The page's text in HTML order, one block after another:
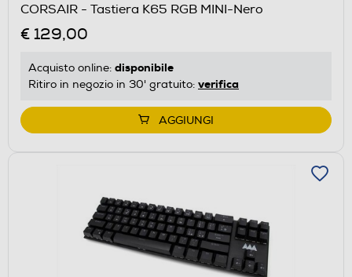
CORSAIR - Tastiera K65 RGB MINI-Nero
€ 129,00
Acquisto online: disponibile
Ritiro in negozio in 30' gratuito: verifica
AGGIUNGI